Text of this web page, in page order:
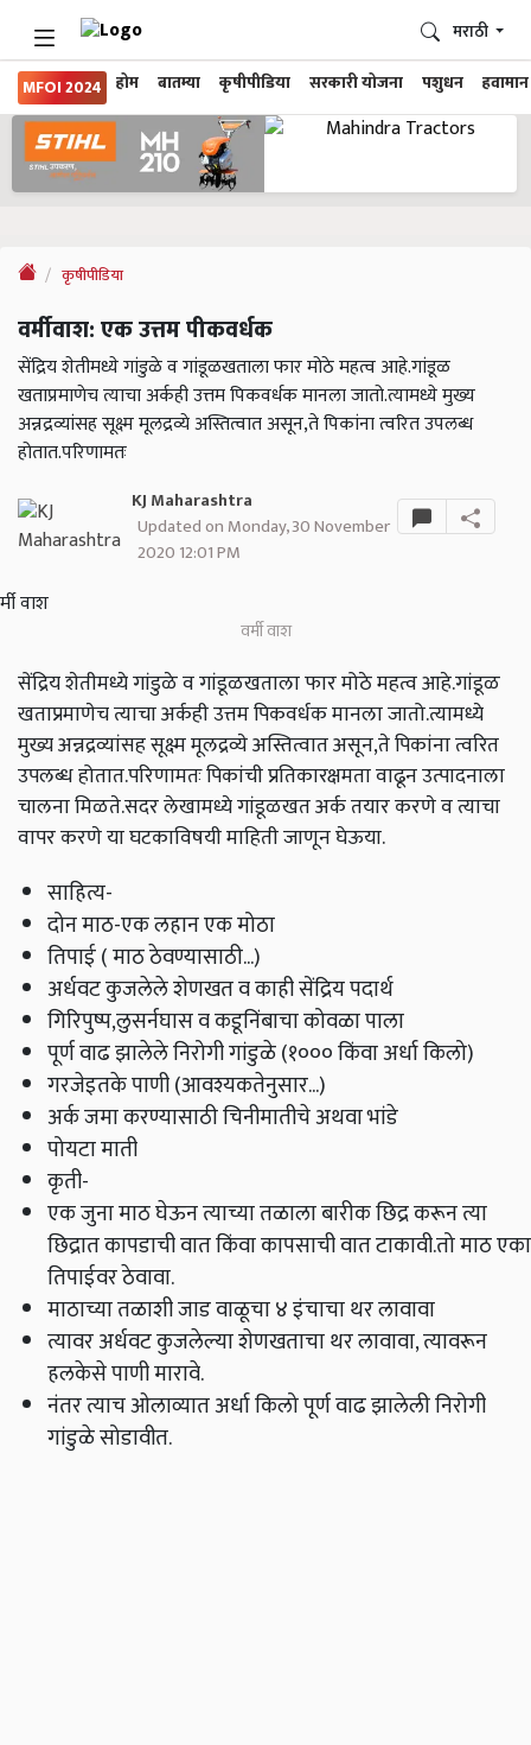
MFOI 2024 होम बातम्या कृषीपीडिया सरकारी योजना पशुधन हवामान
मराठी
कृषीपीडिया
वर्मीवाश: एक उत्तम पीकवर्धक
सेंद्रिय शेतीमध्ये गांडुळे व गांडूळखताला फार मोठे महत्व आहे.गांडूळ
खताप्रमाणेच त्याचा अर्कही उत्तम पिकवर्धक मानला जातो.त्यामध्ये मुख्य
अन्नद्रव्यांसह सूक्ष्म मूलद्रव्ये अस्तित्वात असून,ते पिकांना त्वरित उपलब्ध
होतात.परिणामतः
KJ Maharashtra
Updated on Monday, 30 November
2020 12:01 PM
वर्मी वाश
सेंद्रिय शेतीमध्ये गांडुळे व गांडूळखताला फार मोठे महत्व आहे.गांडूळ
खताप्रमाणेच त्याचा अर्कही उत्तम पिकवर्धक मानला जातो.त्यामध्ये
मुख्य अन्नद्रव्यांसह सूक्ष्म मूलद्रव्ये अस्तित्वात असून,ते पिकांना त्वरित
उपलब्ध होतात.परिणामतः पिकांची प्रतिकारक्षमता वाढून उत्पादनाला
चालना मिळते.सदर लेखामध्ये गांडूळखत अर्क तयार करणे व त्याचा
वापर करणे या घटकाविषयी माहिती जाणून घेऊया.
साहित्य-
दोन माठ-एक लहान एक मोठा
तिपाई ( माठ ठेवण्यासाठी...)
अर्धवट कुजलेले शेणखत व काही सेंद्रिय पदार्थ
गिरिपुष्प,लुसर्नघास व कडूनिंबाचा कोवळा पाला
पूर्ण वाढ झालेले निरोगी गांडुळे (१००० किंवा अर्धा किलो)
गरजेइतके पाणी (आवश्यकतेनुसार...)
अर्क जमा करण्यासाठी चिनीमातीचे अथवा भांडे
पोयटा माती
कृती-
एक जुना माठ घेऊन त्याच्या तळाला बारीक छिद्र करून त्या
छिद्रात कापडाची वात किंवा कापसाची वात टाकावी.तो माठ एका
तिपाईवर ठेवावा.
माठाच्या तळाशी जाड वाळूचा ४ इंचाचा थर लावावा
त्यावर अर्धवट कुजलेल्या शेणखताचा थर लावावा, त्यावरून
हलकेसे पाणी मारावे.
नंतर त्याच ओलाव्यात अर्धा किलो पूर्ण वाढ झालेली निरोगी
गांडुळे सोडावीत.